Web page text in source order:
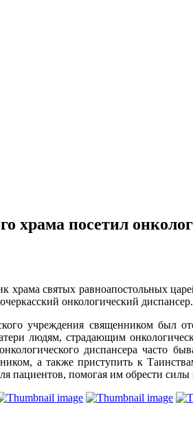
храма посетил
храма святых равноапостольных
онкологический диспансер.
учреждения священником был
людям, страдающим
диспансера часто
а также приступить к
пациентов, помогая им обрести